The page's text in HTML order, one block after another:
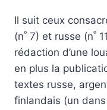
Il suit ceux
(n˚ 7) et russe (n˚
rédaction d’une
en plus la
textes russe,
finlandais (un